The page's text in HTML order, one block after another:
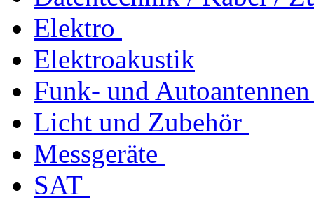
Elektro
Elektroakustik
Funk- und Autoantennen
Licht und Zubehör
Messgeräte
SAT